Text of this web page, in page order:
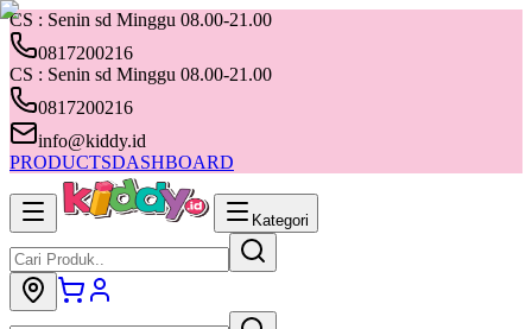
CS : Senin sd Minggu 08.00-21.00
0817200216
CS : Senin sd Minggu 08.00-21.00
0817200216
info@kiddy.id
PRODUCTSDASHBOARD
Kategori